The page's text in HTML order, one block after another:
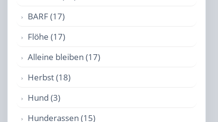
BARF (17)
Flöhe (17)
Alleine bleiben (17)
Herbst (18)
Hund (3)
Hunderassen (15)